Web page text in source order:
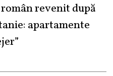
revenit după
apartamente